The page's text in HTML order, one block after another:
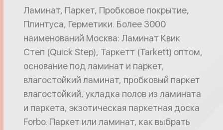
Ламинат, Паркет, Пробковое покрытие,
Плинтуса, Герметики. Более 3000
наименований Москва: Ламинат Квик
Степ (Quick Step), Таркетт (Tarkett) оптом,
основание под ламинат и паркет,
влагостойкий ламинат, пробковый паркет
влагостойкий, укладка полов из ламината
и паркета, экзотическая паркетная доска
Forbo. Паркет или ламинат, как выбрать